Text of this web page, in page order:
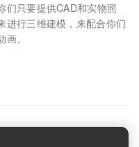
们只要提供CAD和实物照
进行三维建模，来配合你们
。